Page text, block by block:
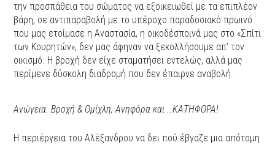
την προσπάθεια του σώματος να εξοικειωθεί με τα επιπλέον
βάρη, σε αντιπαραβολή με το υπέροχο παραδοσιακό πρωινό
που μας ετοίμασε η Αναστασία, η οικοδέσποινά μας στο «Σπίτι
των Κουρητών», δεν μας άφηναν να ξεκολλήσουμε απ’ τον
οικισμό. Η βροχή δεν είχε σταματήσει εντελώς, αλλά μας
περίμενε δύσκολη διαδρομή που δεν έπαιρνε αναβολή.
Ανώγεια. Βροχή & Ομίχλη, Ανηφόρα και …ΚΑΤΗΦΟΡΑ!
Η περιέργεια του Αλέξανδρου να δει πού έβγαζε μια απότομη